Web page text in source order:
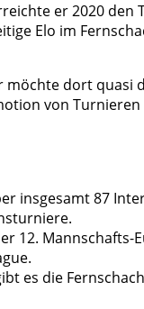
er 2020
Elo im
dort
von Turnieren
insgesamt 87
12.
die